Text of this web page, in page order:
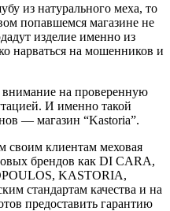
из натурального меха, то
попавшемся магазине не
изделие именно из
нарваться на мошенников и
внимание на проверенную
И именно такой
— магазин “Kastoria”.
своим клиентам меховая
брендов как DI CARA,
KASTORIA,
стандартам качества и на
предоставить гарантию